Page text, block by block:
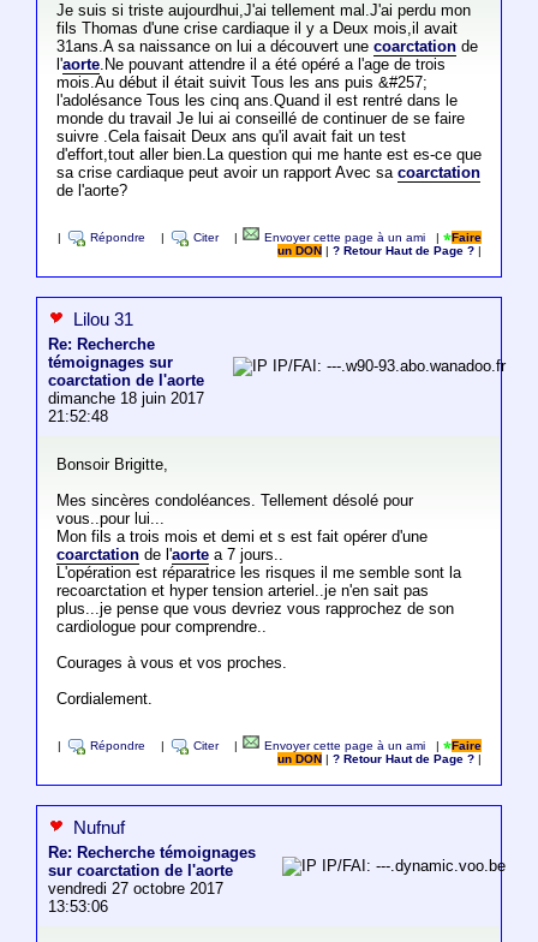
Je suis si triste aujourdhui,J'ai tellement mal.J'ai perdu mon
fils Thomas d'une crise cardiaque il y a Deux mois,il avait
31ans.A sa naissance on lui a découvert une coarctationde
l'aorte.Ne pouvant attendre il a été opéré a l'age de trois
mois.Au début il était suivit Tous les ans puis &#257;
l'adolésance Tous les cinq ans.Quand il est rentré dans le
monde du travail Je lui ai conseillé de continuer de se faire
suivre .Cela faisait Deux ans qu'il avait fait un test
d'effort,tout aller bien.La question qui me hante est es-ce que
sa crise cardiaque peut avoir un rapport Avec sa coarctation
de l'aorte?
Répondre Citer Envoyer cette page à un ami |
Faire
un DON
|? Retour Haut de Page ?
Lilou 31
Re: Recherche
témoignages sur
coarctation de l'aorte
dimanche 18 juin 2017
21:52:48
IP/FAI: ---.w90-93.abo.wanadoo.fr
Bonsoir Brigitte,
Mes sincères condoléances. Tellement désolé pour
vous..pour lui...
Mon fils a trois mois et demi et s est fait opérer d'une
coarctationde l'aortea 7 jours..
L'opération est réparatrice les risques il me semble sont la
recoarctation et hyper tension arteriel..je n'en sait pas
plus...je pense que vous devriez vous rapprochez de son
cardiologue pour comprendre..
Courages à vous et vos proches.
Cordialement.
Répondre Citer Envoyer cette page à un ami |
Faire
un DON
|? Retour Haut de Page ?
Nufnuf
Re: Recherche témoignages
sur coarctation de l'aorte
vendredi 27 octobre 2017
13:53:06
IP/FAI: ---.dynamic.voo.be